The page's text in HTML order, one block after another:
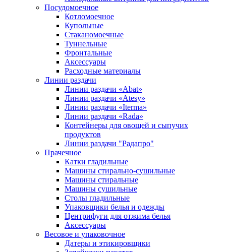
Посудомоечное
Котломоечное
Купольные
Стаканомоечные
Туннельные
Фронтальные
Аксессуары
Расходные материалы
Линии раздачи
Линии раздачи «Abat»
Линии раздачи «Atesy»
Линии раздачи «Iterma»
Линии раздачи «Rada»
Контейнеры для овощей и сыпучих
продуктов
Линии раздачи "Радапро"
Прачечное
Катки гладильные
Машины стирально-сушильные
Машины стиральные
Машины сушильные
Столы гладильные
Упаковщики белья и одежды
Центрифуги для отжима белья
Аксессуары
Весовое и упаковочное
Датеры и этикировщики